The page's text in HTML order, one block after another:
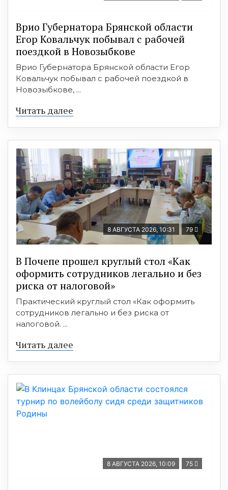
Врио Губернатора Брянской области
Егор Ковальчук побывал с рабочей
поездкой в Новозыбкове
Врио Губернатора Брянской области Егор
Ковальчук побывал с рабочей поездкой в
Новозыбкове, ...
Читать далее
8 АВГУСТА 2026, 10:31 79
В Почепе прошел круглый стол «Как
оформить сотрудников легально и без
риска от налоговой»
Практический круглый стол «Как оформить
сотрудников легально и без риска от
налоговой. ...
Читать далее
8 АВГУСТА 2026, 10:09 75